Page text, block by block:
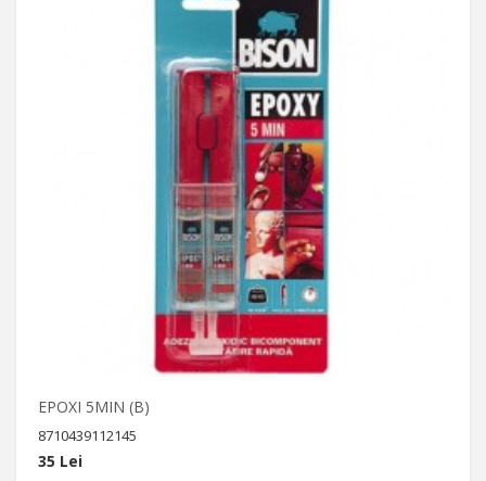
EPOXI 5MIN (B)
8710439112145
35 Lei